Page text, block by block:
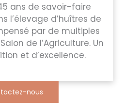
ans de savoir-faire
l’élevage d’huîtres de
par de multiples
de l’Agriculture. Un
et d’excellence.
nous